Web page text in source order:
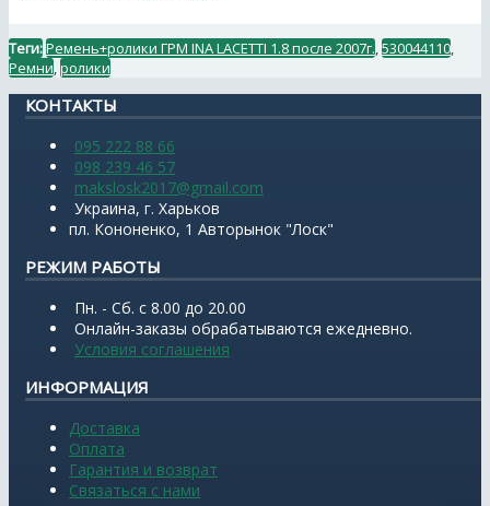
Теги:Ремень+ролики ГРМ INA LACETTI 1.8 после 2007г. 530044110
Ремни ролики
КОНТАКТЫ
095 222 88 66
098 239 46 57
makslosk2017@gmail.com
Украина, г. Харьков
пл. Кононенко, 1 Авторынок "Лоск"
РЕЖИМ РАБОТЫ
Пн. - Сб. с 8.00 до 20.00
Онлайн-заказы обрабатываются ежедневно.
Условия соглашения
ИНФОРМАЦИЯ
Доставка
Оплата
Гарантия и возврат
Связаться с нами